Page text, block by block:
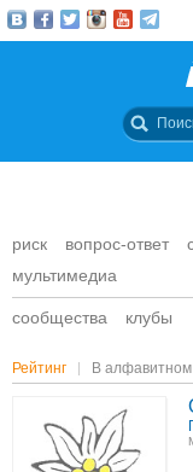
риск вопрос-ответ
мультимедиа
сообщества клубы
Рейтинг В алфавитном